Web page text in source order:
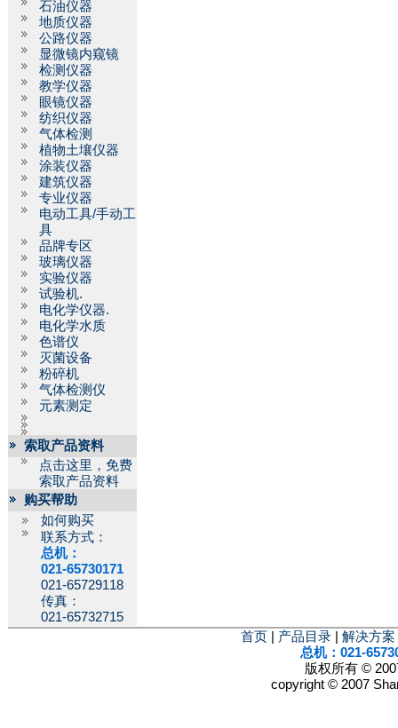
石油仪器
地质仪器
公路仪器
显微镜内窥镜
检测仪器
教学仪器
眼镜仪器
纺织仪器
气体检测
植物土壤仪器
涂装仪器
建筑仪器
专业仪器
电动工具/手动工
具
品牌专区
玻璃仪器
实验仪器
试验机.
电化学仪器.
电化学水质
色谱仪
灭菌设备
粉碎机
气体检测仪
元素测定
索取产品资料
点击这里，免费
索取产品资料
购买帮助
如何购买
联系方式：
总机：
021-65730171
021-65729118
传真：
021-65732715
首页 产品目录 解决方案
总机：021-
版权所有 ©
copyright © 2007